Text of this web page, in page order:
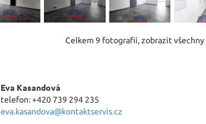
Celkem 9 fotografií, zobrazit všechny
Eva Kasandová
telefon: +420 739 294 235
eva.kasandova@kontaktservis.cz